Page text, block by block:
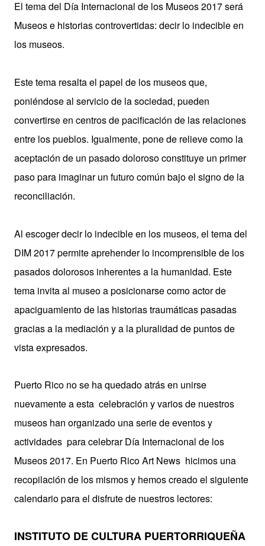
El tema del Día Internacional de los Museos 2017 será
Museos e historias controvertidas: decir lo indecible en
los museos.
Este tema resalta el papel de los museos que,
poniéndose al servicio de la sociedad, pueden
convertirse en centros de pacificación de las relaciones
entre los pueblos. Igualmente, pone de relieve como la
aceptación de un pasado doloroso constituye un primer
paso para imaginar un futuro común bajo el signo de la
reconciliación.
Al escoger decir lo indecible en los museos, el tema del
DIM 2017 permite aprehender lo incomprensible de los
pasados dolorosos inherentes a la humanidad. Este
tema invita al museo a posicionarse como actor de
apaciguamiento de las historias traumáticas pasadas
gracias a la mediación y a la pluralidad de puntos de
vista expresados.
Puerto Rico no se ha quedado atrás en unirse
nuevamente a esta celebración y varios de nuestros
museos han organizado una serie de eventos y
actividades para celebrar Día Internacional de los
Museos 2017. En Puerto Rico Art News hicimos una
recopilación de los mismos y hemos creado el siguiente
calendario para el disfrute de nuestros lectores:
INSTITUTO DE CULTURA PUERTORRIQUEÑA